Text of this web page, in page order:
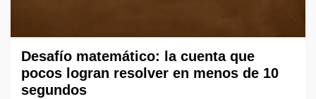
Desafío matemático: la cuenta que
pocos logran resolver en menos de 10
segundos